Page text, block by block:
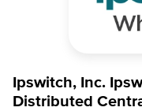
Ipswitch, Inc.
Distributed